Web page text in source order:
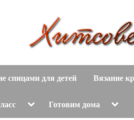
и
т
вязание
спицами для детей Вязание
ToggleГотовим дома Toggle